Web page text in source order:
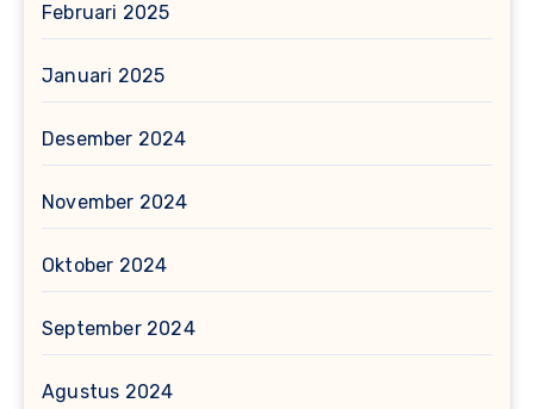
Februari 2025
Januari 2025
Desember 2024
November 2024
Oktober 2024
September 2024
Agustus 2024